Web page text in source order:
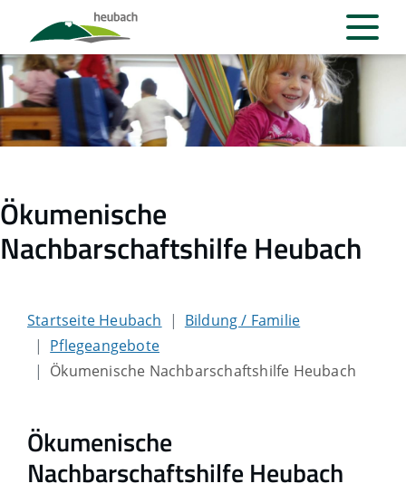
Ökumenische
Nachbarschaftshilfe Heubach
Startseite Heubach
Bildung / Familie
Pflegeangebote
Ökumenische Nachbarschaftshilfe Heubach
Ökumenische
Nachbarschaftshilfe Heubach